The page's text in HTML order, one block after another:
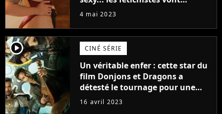
prendre leur pied !
4 mai 2023
player2 CINÉ SÉRIE
Un véritable enfer : cette star du
film Donjons et Dragons a
détesté le tournage pour une
raison très spéciale
16 avril 2023